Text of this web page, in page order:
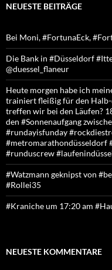
NEUESTE BEITRÄGE
Bei Moni, #FortunaEck,
Die Bank in #Düsseldorf
@duessel_flaneur
Heute morgen habe ich
trainiert fleißig für den Halb-
treffen wir bei den Läufen?
den #Sonnenaufgang
#rundayisfunday
#metromarathondüsseldorf
#runduscrew
#Watzmann geknipst von
#Rollei35
#Kraniche um 17:20 am
NEUESTE KOMMENTARE